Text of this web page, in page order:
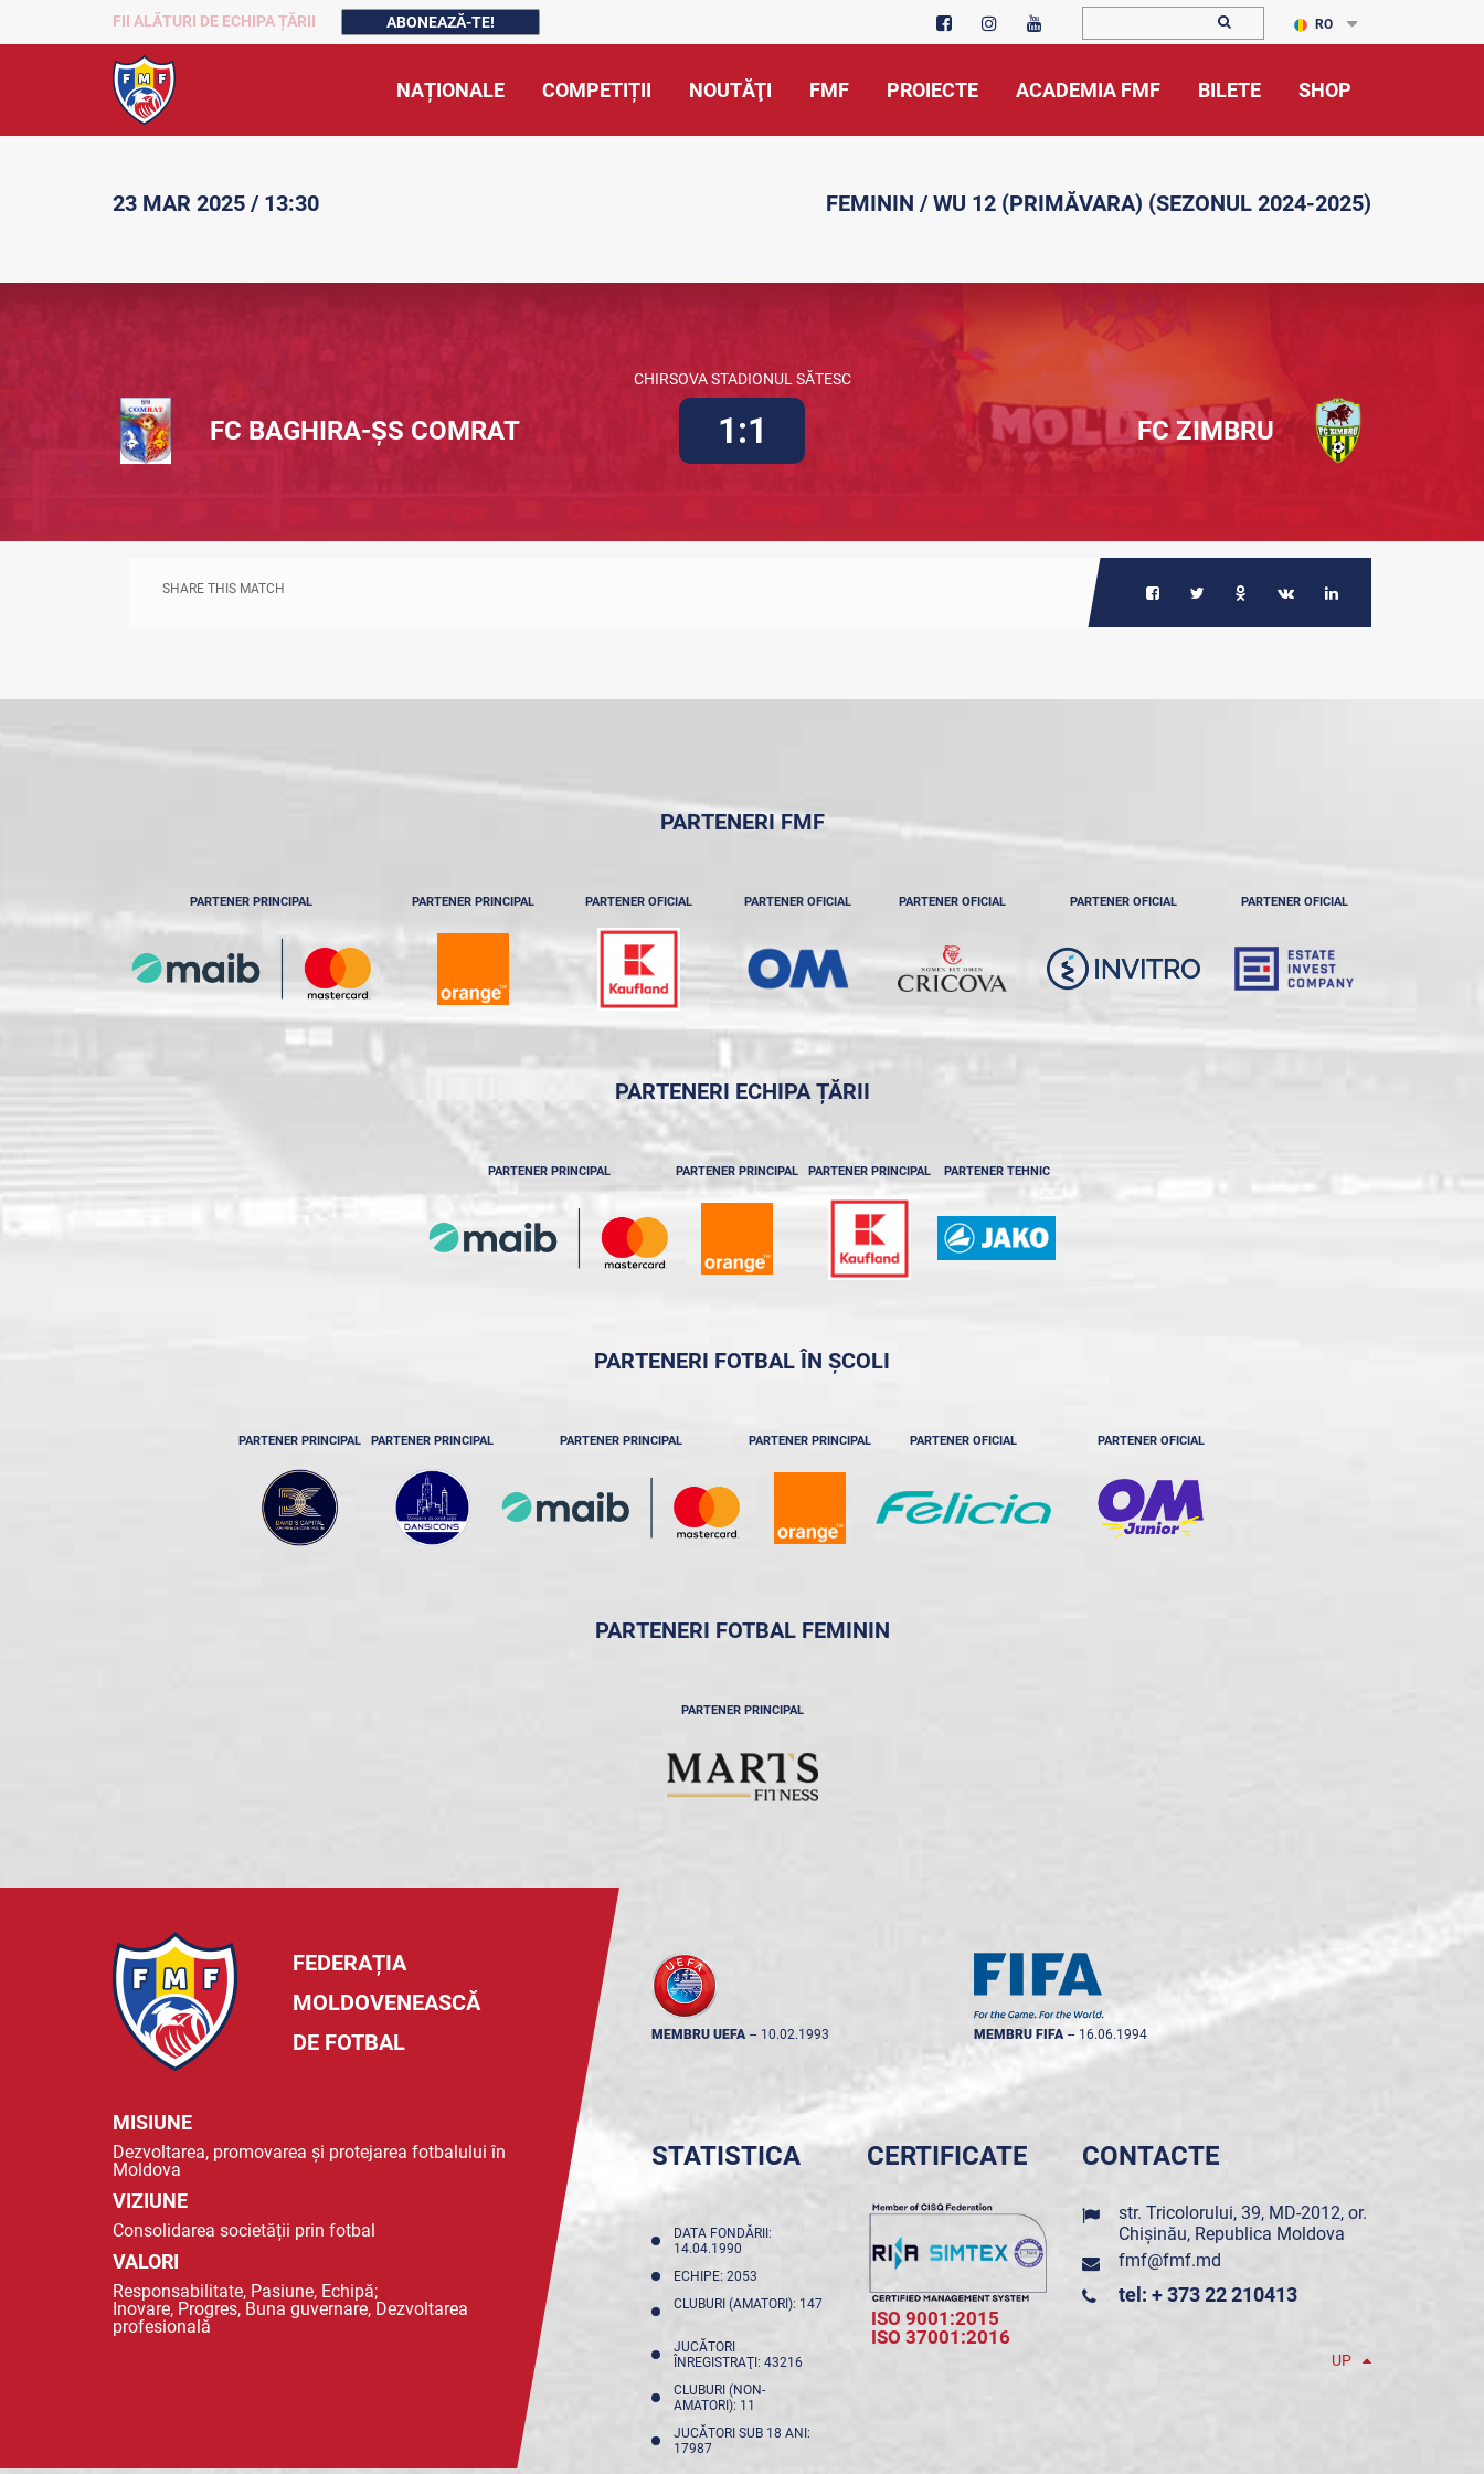
FII ALĂTURI DE ECHIPA ȚĂRII ABONEAZĂ-TE! RO
NAȚIONALE COMPETIȚII NOUTĂŢI FMF PROIECTE ACADEMIA FMF BILETE SHOP
23 MAR 2025 / 13:30 FEMININ / WU 12 (PRIMĂVARA) (SEZONUL 2024-2025)
CHIRSOVA STADIONUL SĂTESC
FC BAGHIRA-ȘS COMRAT 1:1 FC ZIMBRU
SHARE THIS MATCH
PARTENERI FMF
PARTENER PRINCIPAL PARTENER PRINCIPAL PARTENER OFICIAL PARTENER OFICIAL PARTENER OFICIAL PARTENER OFICIAL PARTENER OFICIAL
PARTENERI ECHIPA ȚĂRII
PARTENER PRINCIPAL PARTENER PRINCIPAL PARTENER PRINCIPAL PARTENER TEHNIC
PARTENERI FOTBAL ÎN ȘCOLI
PARTENER PRINCIPAL PARTENER PRINCIPAL PARTENER PRINCIPAL PARTENER PRINCIPAL PARTENER OFICIAL PARTENER OFICIAL
PARTENERI FOTBAL FEMININ
PARTENER PRINCIPAL
FEDERAȚIA
MOLDOVENEASCĂ
DE FOTBAL
MISIUNE
Dezvoltarea, promovarea și protejarea fotbalului în
Moldova
VIZIUNE
Consolidarea societății prin fotbal
VALORI
Responsabilitate, Pasiune, Echipă;
Inovare, Progres, Buna guvernare, Dezvoltarea
profesională
MEMBRU UEFA -- 10.02.1993 MEMBRU FIFA -- 16.06.1994
STATISTICA
DATA FONDĂRII:
14.04.1990
ECHIPE: 2053
CLUBURI (AMATORI): 147
JUCĂTORI
ÎNREGISTRAŢI: 43216
CLUBURI (NON-
AMATORI): 11
JUCĂTORI SUB 18 ANI:
17987
CERTIFICATE
ISO 9001:2015
ISO 37001:2016
CONTACTE
str. Tricolorului, 39, MD-2012, or.
Chișinău, Republica Moldova
fmf@fmf.md
tel: + 373 22 210413
UP